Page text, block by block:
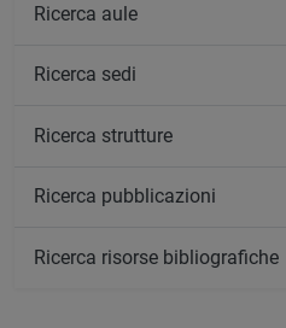
Ricerca aule
Ricerca sedi
Ricerca strutture
Ricerca pubblicazioni
Ricerca risorse bibliografiche